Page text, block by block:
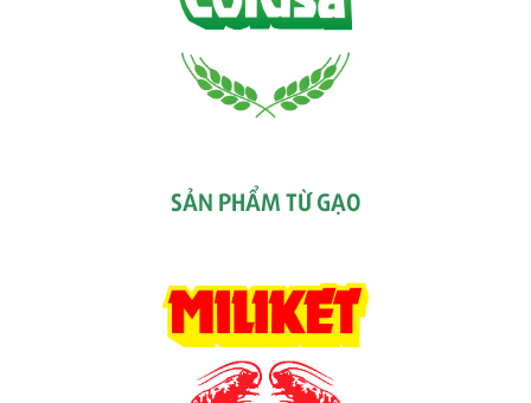
SẢN PHẨM TỪ GẠO